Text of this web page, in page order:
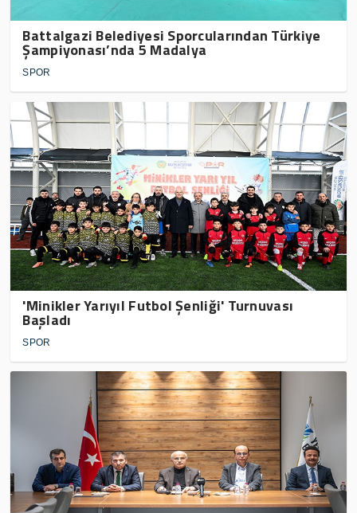
Battalgazi Belediyesi Sporcularından Türkiye
Şampiyonası’nda 5 Madalya
SPOR
'Minikler Yarıyıl Futbol Şenliği' Turnuvası
Başladı
SPOR